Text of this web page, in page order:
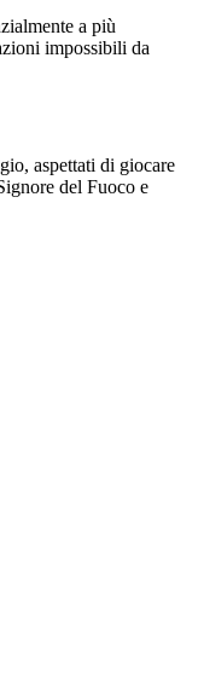
a più
impossibili da
aspettati di giocare
del Fuoco e